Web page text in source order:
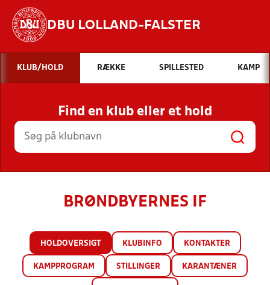
DBU LOLLAND-FALSTER
Hvad vil du søge efter?
INDHOLD OG NYHEDER
STILLINGER, RESULTATER, KLUBBER OG
HOLD
KLUB/HOLD RÆKKE SPILLESTED KAMP
Find en klub eller et hold
BRØNDBYERNES IF
HOLDOVERSIGT KLUBINFO KONTAKTER
KAMPPROGRAM STILLINGER KARANTÆNER